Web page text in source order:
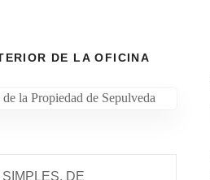
DE LA OFICINA
DE